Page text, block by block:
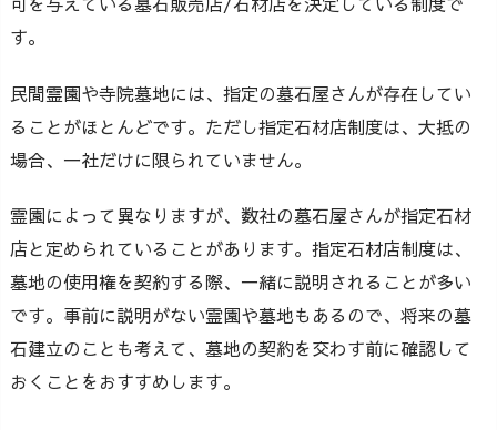
す。
民間霊園や寺院墓地には、指定の墓石屋さんが存在してい
ることがほとんどです。ただし指定石材店制度は、大抵の
場合、一社だけに限られていません。
霊園によって異なりますが、数社の墓石屋さんが指定石材
店と定められていることがあります。指定石材店制度は、
墓地の使用権を契約する際、一緒に説明されることが多い
です。事前に説明がない霊園や墓地もあるので、将来の墓
石建立のことも考えて、墓地の契約を交わす前に確認して
おくことをおすすめします。